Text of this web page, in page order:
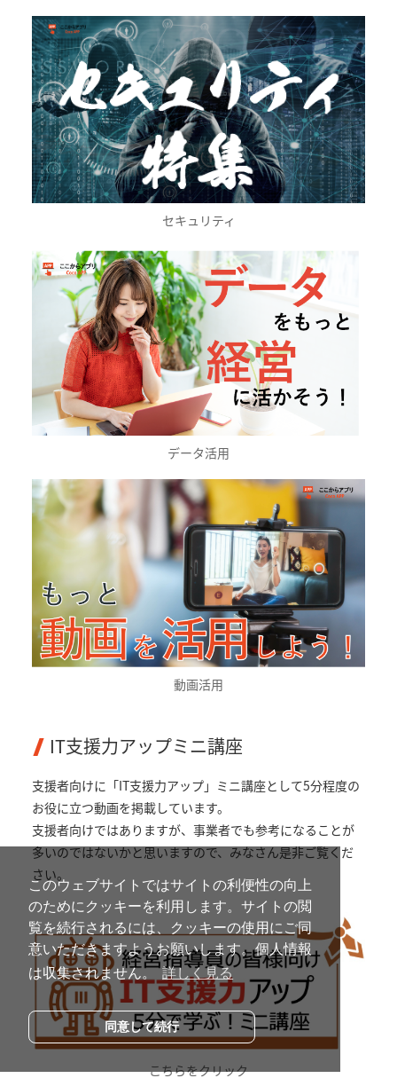
このウェブサイトではサイトの利便性の向上
のためにクッキーを利用します。サイトの閲
覧を続行されるには、クッキーの使用にご同
意いただきますようお願いします。個人情報
は収集されません。 詳しく見る
同意して続行
セキュリティ
データ活用
動画活用
IT支援力アップミニ講座
支援者向けに「IT支援力アップ」ミニ講座として5分程度の
お役に立つ動画を掲載しています。
支援者向けではありますが、事業者でも参考になることが
多いのではないかと思いますので、みなさん是非ご覧くだ
さい。
こちらをクリック